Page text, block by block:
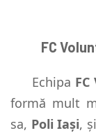
FC
Echipa
formă mult
sa, Poli Iași,